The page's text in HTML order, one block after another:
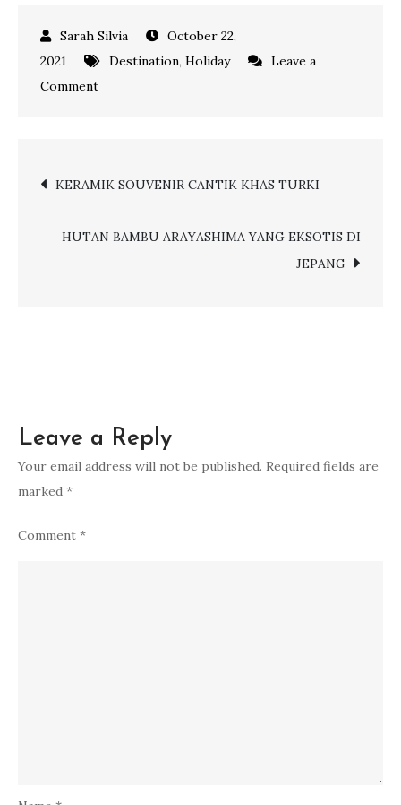
October 22,
2021
Destination, Holiday
Leave a
Commenton
di
Selatan
Post
navigation
KERAMIK SOUVENIR CANTIK KHAS TURKI
HUTAN BAMBU ARAYASHIMA YANG EKSOTIS DI
JEPANG
Leave a Reply
Your email address will not be published. Required fields are
marked *
Comment *